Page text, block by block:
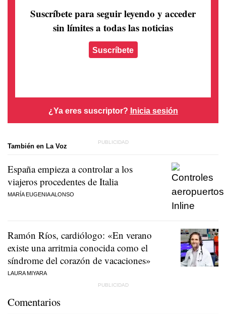
Suscríbete para seguir leyendo y acceder
sin límites a todas las noticias
Suscríbete
¿Ya eres suscriptor? Inicia sesión
También en La Voz
España empieza a controlar a los
viajeros procedentes de Italia
MARÍA EUGENIA ALONSO
Ramón Ríos, cardiólogo: «En verano
existe una arritmia conocida como el
síndrome del corazón de vacaciones»
LAURA MIYARA
Comentarios